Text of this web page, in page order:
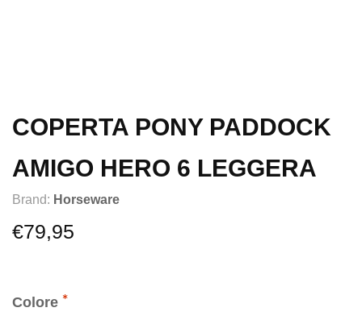
COPERTA PONY PADDOCK
AMIGO HERO 6 LEGGERA
Brand: Horseware
€79,95
Colore